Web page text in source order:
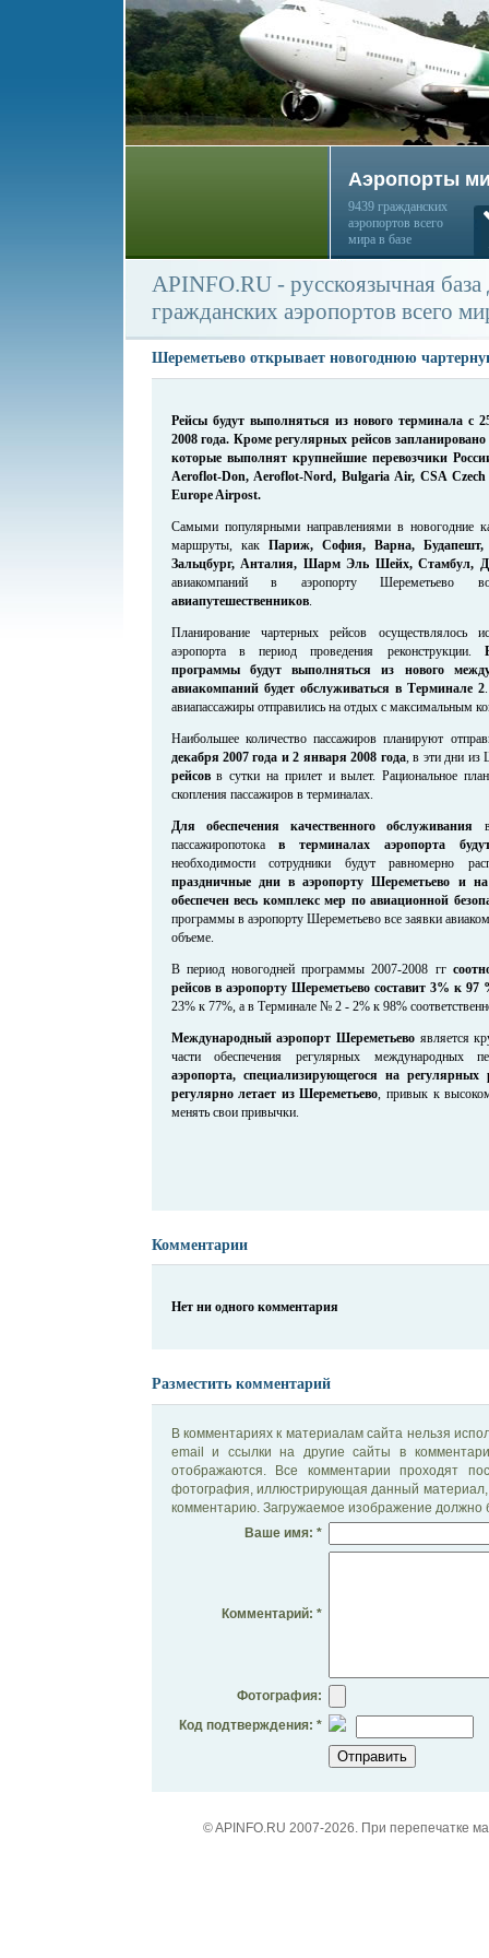
Аэропорты
9439 гражданских
аэропортов всего
мира в базе
APINFO.RU - русскоязычная
гражданских аэропортов всего
Шереметьево открывает новогоднюю
Рейсы будут выполняться из нового терминала с
2008 года. Кроме регулярных рейсов
которые выполнят крупнейшие перевозчики
Aeroflot-Don, Aeroflot-Nord, Bulgaria Air, CSA
Europe Airpost.
Самыми популярными направлениями в новогодние
маршруты, как Париж, София, Варна,
Зальцбург, Анталия, Шарм Эль Шейх, Стамбул,
авиакомпаний в аэропорту Шереметьево
авиапутешественников.
Планирование чартерных рейсов осуществлялось
аэропорта в период проведения реконструкции.
программы будут выполняться из нового
авиакомпаний будет обслуживаться в Терминале 2
авиапассажиры отправились на отдых с максимальным
Наибольшее количество пассажиров планируют
декабря 2007 года и 2 января 2008 года, в эти дни из
рейсовв сутки на прилет и вылет. Рациональное
скопления пассажиров в терминалах.
Для обеспечения качественного обслуживания
пассажиропотокав терминалах аэропорта
необходимости сотрудники будут равномерно
праздничные дни в аэропорту Шереметьево и
обеспечен весь комплекс мер по авиационной
программы в аэропорту Шереметьево все заявки
объеме.
В период новогодней программы 2007-2008 гг
рейсов в аэропорту Шереметьево составит 3% к 97
23% к 77%, а в Терминале № 2 - 2% к 98%
Международный аэропорт Шереметьевоявляется
части обеспечения регулярных международных
аэропорта, специализирующегося на регулярных
регулярно летает из Шереметьево , привык к
менять свои привычки.
Комментарии
Нет ни одного комментария
Разместить комментарий
В комментариях к материалам сайта нельзя
email и ссылки на другие сайты в
отображаются. Все комментарии проходят
фотография, иллюстрирующая данный материал,
комментарию. Загружаемое изображение должно
Ваше имя: *
Комментарий: *
Фотография:
Код подтверждения: *
© APINFO.RU 2007-2026. При перепечатке